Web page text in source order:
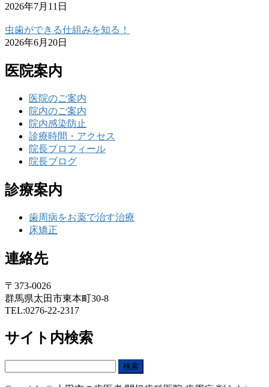
2026年7月11日
虫歯ができる仕組みを知る！
2026年6月20日
医院案内
医院のご案内
院内のご案内
院内感染防止
診療時間・アクセス
院長プロフィール
院長ブログ
診療案内
歯周病をお薬で治す治療
床矯正
連絡先
〒373-0026
群馬県太田市東本町30-8
TEL:0276-22-2317
サイト内検索